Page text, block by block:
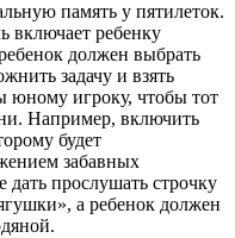
память у пятилеток.
включает ребенку
должен выбрать
задачу и взять
юному игроку, чтобы тот
Например, включить
будет
забавных
прослушать строчку
а ребенок должен